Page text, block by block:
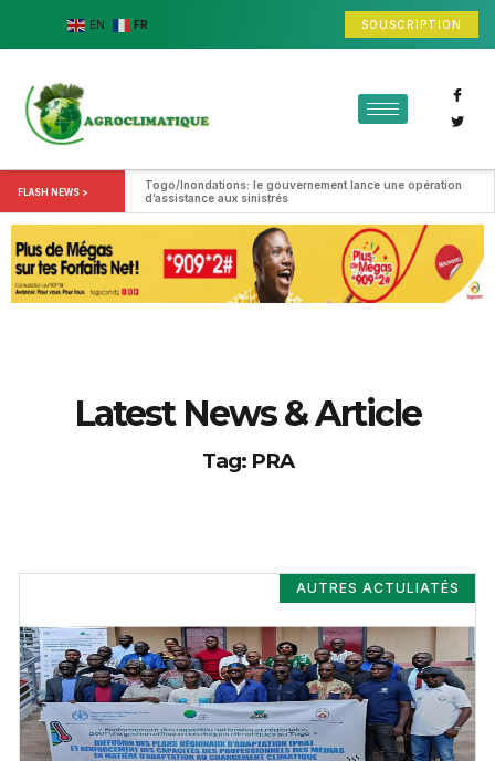
EN FR SOUSCRIPTION
FLASH NEWS >
Togo/Inondations: le gouvernement lance une opération
d’assistance aux sinistrés
Latest News & Article
Tag: PRA
AUTRES ACTULIATÉS